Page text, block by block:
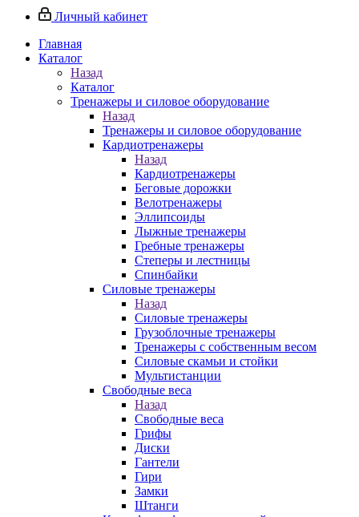
Личный кабинет
Главная
Каталог
Назад
Каталог
Тренажеры и силовое оборудование
Назад
Тренажеры и силовое оборудование
Кардиотренажеры
Назад
Кардиотренажеры
Беговые дорожки
Велотренажеры
Эллипсоиды
Лыжные тренажеры
Гребные тренажеры
Степеры и лестницы
Спинбайки
Силовые тренажеры
Назад
Силовые тренажеры
Грузоблочные тренажеры
Тренажеры с собственным весом
Силовые скамьи и стойки
Мультистанции
Свободные веса
Назад
Свободные веса
Грифы
Диски
Гантели
Гири
Замки
Штанги